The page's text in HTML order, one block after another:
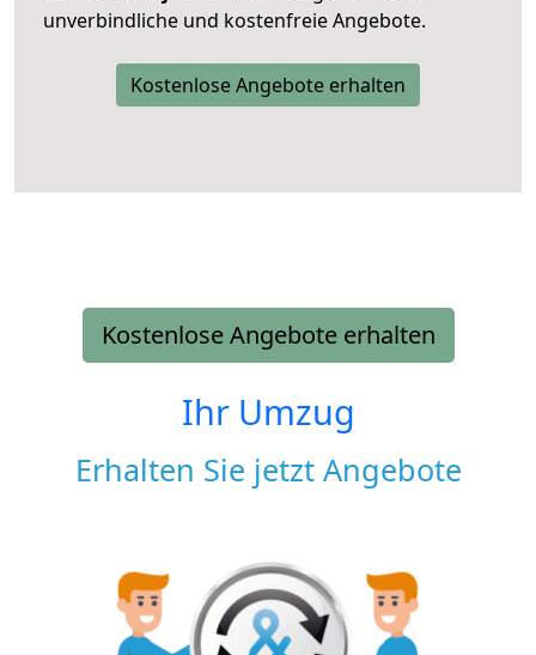
unverbindliche und kostenfreie Angebote.
Kostenlose Angebote erhalten
Kostenlose Angebote erhalten
Ihr Umzug
Erhalten Sie jetzt Angebote